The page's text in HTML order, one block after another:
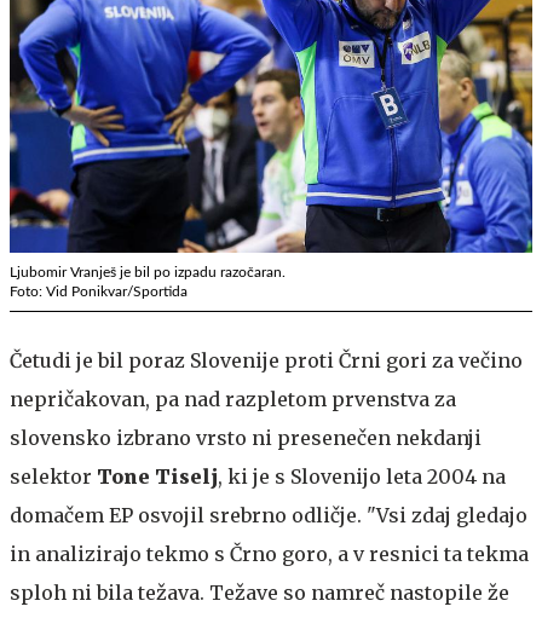
Ljubomir Vranješ je bil po izpadu razočaran.
Foto: Vid Ponikvar/Sportida
Četudi je bil poraz Slovenije proti Črni gori za večino
nepričakovan, pa nad razpletom prvenstva za
slovensko izbrano vrsto ni presenečen nekdanji
selektor Tone Tiselj, ki je s Slovenijo leta 2004 na
domačem EP osvojil srebrno odličje. "Vsi zdaj gledajo
in analizirajo tekmo s Črno goro, a v resnici ta tekma
sploh ni bila težava. Težave so namreč nastopile že